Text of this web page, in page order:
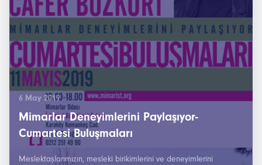
6 May 2019
Mimarlar Deneyimlerini Paylaşıyor-
Cumartesi Buluşmaları
Meslektaşlarımızın, mesleki birikimlerini ve deneyimlerini